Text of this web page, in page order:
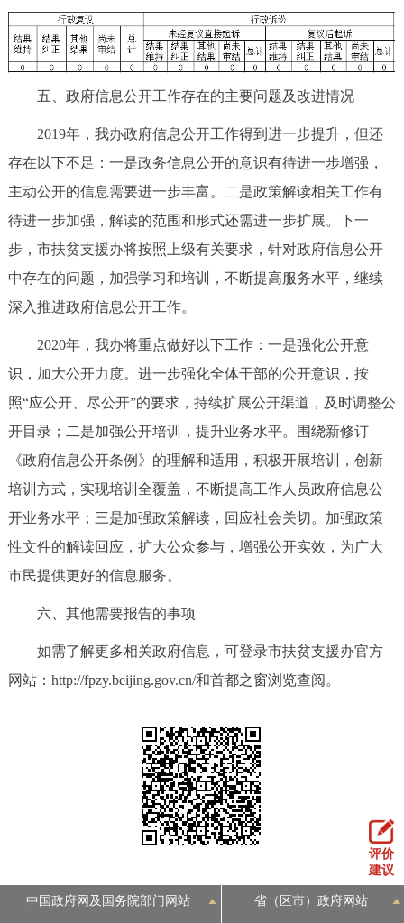
五、政府信息公开工作存在的主要问题及改进情况
2019年，我办政府信息公开工作得到进一步提升，但还
存在以下不足：一是政务信息公开的意识有待进一步增强，
主动公开的信息需要进一步丰富。二是政策解读相关工作有
待进一步加强，解读的范围和形式还需进一步扩展。下一
步，市扶贫支援办将按照上级有关要求，针对政府信息公开
中存在的问题，加强学习和培训，不断提高服务水平，继续
深入推进政府信息公开工作。
2020年，我办将重点做好以下工作：一是强化公开意
识，加大公开力度。进一步强化全体干部的公开意识，按
照“应公开、尽公开”的要求，持续扩展公开渠道，及时调整公
开目录；二是加强公开培训，提升业务水平。围绕新修订
《政府信息公开条例》的理解和适用，积极开展培训，创新
培训方式，实现培训全覆盖，不断提高工作人员政府信息公
开业务水平；三是加强政策解读，回应社会关切。加强政策
性文件的解读回应，扩大公众参与，增强公开实效，为广大
市民提供更好的信息服务。
六、其他需要报告的事项
如需了解更多相关政府信息，可登录市扶贫支援办官方
网站：http://fpzy.beijing.gov.cn/和首都之窗浏览查阅。
评价
建议
中国政府网及国务院部门网站 省（区市）政府网站